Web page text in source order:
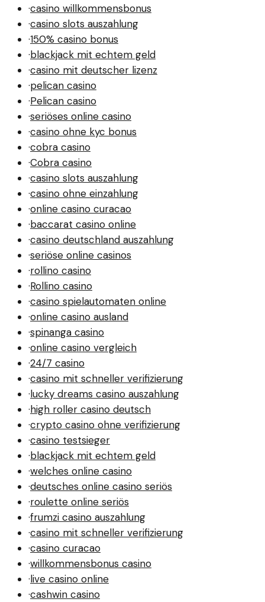
·casino willkommensbonus
·casino slots auszahlung
·150% casino bonus
·blackjack mit echtem geld
·casino mit deutscher lizenz
·pelican casino
·Pelican casino
·seriöses online casino
·casino ohne kyc bonus
·cobra casino
·Cobra casino
·casino slots auszahlung
·casino ohne einzahlung
·online casino curacao
·baccarat casino online
·casino deutschland auszahlung
·seriöse online casinos
·rollino casino
·Rollino casino
·casino spielautomaten online
·online casino ausland
·spinanga casino
·online casino vergleich
·24/7 casino
·casino mit schneller verifizierung
·lucky dreams casino auszahlung
·high roller casino deutsch
·crypto casino ohne verifizierung
·casino testsieger
·blackjack mit echtem geld
·welches online casino
·deutsches online casino seriös
·roulette online seriös
·frumzi casino auszahlung
·casino mit schneller verifizierung
·casino curacao
·willkommensbonus casino
·live casino online
·cashwin casino